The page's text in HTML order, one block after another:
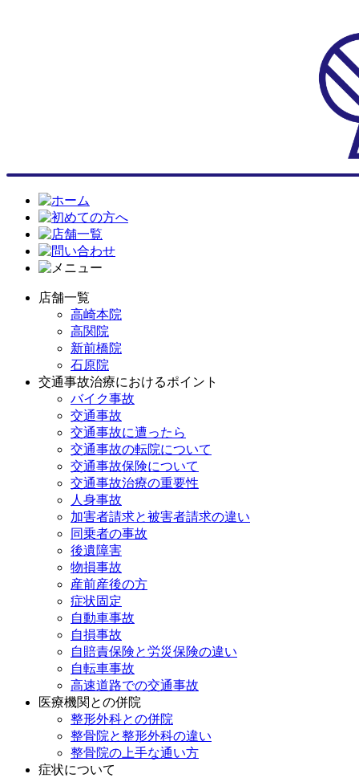
店舗一覧
高崎本院
高関院
新前橋院
石原院
交通事故治療におけるポイント
バイク事故
交通事故
交通事故に遭ったら
交通事故の転院について
交通事故保険について
交通事故治療の重要性
人身事故
加害者請求と被害者請求の違い
同乗者の事故
後遺障害
物損事故
産前産後の方
症状固定
自動車事故
自損事故
自賠責保険と労災保険の違い
自転車事故
⾼速道路での交通事故
医療機関との併院
整形外科との併院
整骨院と整形外科の違い
整骨院の上手な通い方
症状について